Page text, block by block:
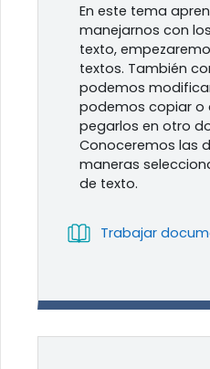
En este tema
manejarnos con
texto,
textos. También
podemos
podemos copiar o
pegarlos en otro
Conoceremos las
maneras
de texto.
Trabajar